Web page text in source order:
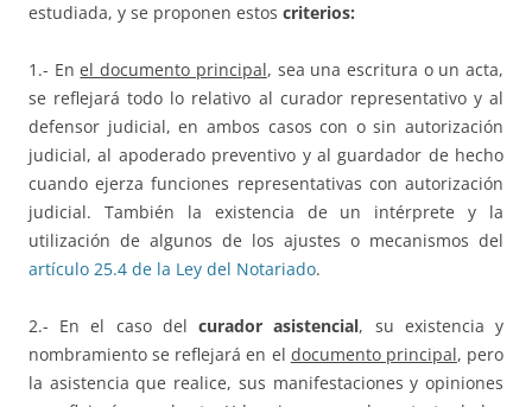
estudiada, y se proponen estos criterios:
1.- Enel documento principal, sea una escritura o un acta,
se reflejará todo lo relativo al curador representativo y al
defensor judicial, en ambos casos con o sin autorización
judicial, al apoderado preventivo y al guardador de hecho
cuando ejerza funciones representativas con autorización
judicial. También la existencia de un intérprete y la
utilización de algunos de los ajustes o mecanismos del
artículo 25.4 de la Ley del Notariado.
2.- En el caso delcurador asistencial, su existencia y
nombramiento se reflejará en el documento principal, pero
la asistencia que realice, sus manifestaciones y opiniones